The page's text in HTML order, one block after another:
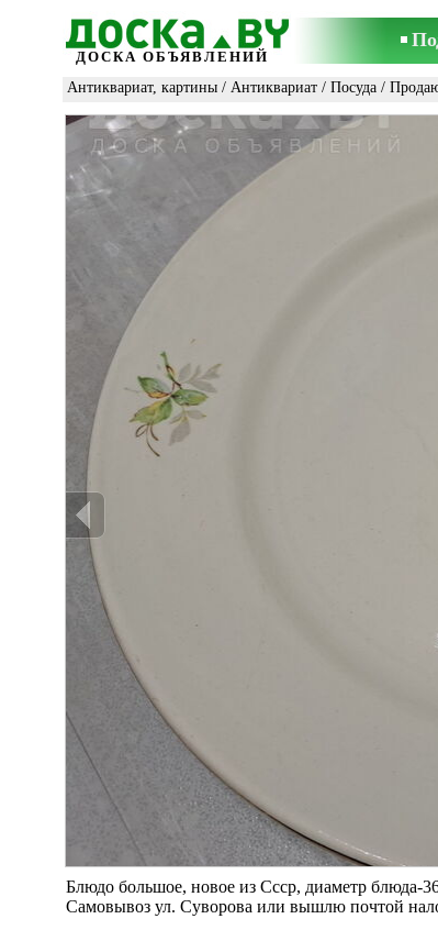
ДОСКА ОБЪЯВЛЕНИЙ
Антиквариат, картины / Антиквариат / Посуда /
Блюдо большое, новое из Ссср, диаметр блюда-
Самовывоз ул. Суворова или вышлю почтой